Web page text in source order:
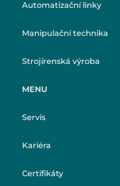
Automatizační linky
Manipulační technika
Strojírenská výroba
MENU
Servis
Kariéra
Certifikáty